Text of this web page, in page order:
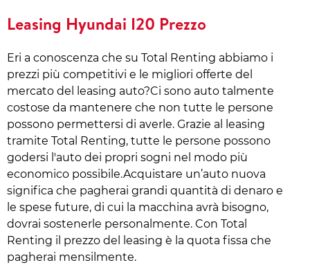
Leasing Hyundai I20 Prezzo
Eri a conoscenza che su Total Renting abbiamo i
prezzi più competitivi e le migliori offerte del
mercato del leasing auto?Ci sono auto talmente
costose da mantenere che non tutte le persone
possono permettersi di averle. Grazie al leasing
tramite Total Renting, tutte le persone possono
godersi l'auto dei propri sogni nel modo più
economico possibile.Acquistare un’auto nuova
significa che pagherai grandi quantità di denaro e
le spese future, di cui la macchina avrà bisogno,
dovrai sostenerle personalmente. Con Total
Renting il prezzo del leasing è la quota fissa che
pagherai mensilmente.